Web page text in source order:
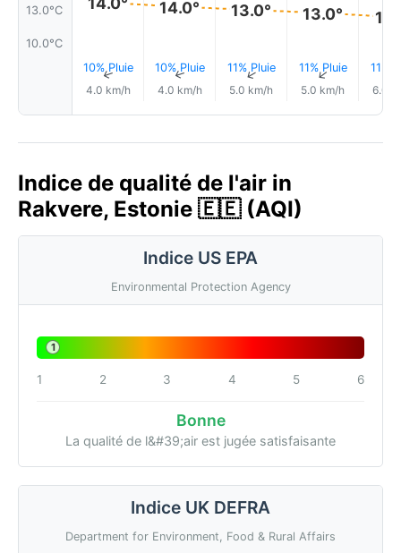
13.0°C
10.0°C
10% Pluie
↑
4.0 km/h
14.0°
10% Pluie
↑
4.0 km/h
13.0°
11% Pluie
↑
5.0 km/h
13.0°
11% Pluie
↑
5.0 km/h
11%
6.0
Indice de qualité de l'air in
Rakvere, Estonie 🇪🇪 (AQI)
Indice US EPA
Environmental Protection Agency
1
1 2 3 4 5 6
Bonne
La qualité de l&#39;air est jugée satisfaisante
Indice UK DEFRA
Department for Environment, Food & Rural Affairs